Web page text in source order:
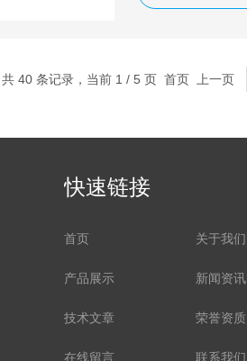
共 40 条记录，当前 1 / 5 页 首页 上一页
快速链接
首页 关于我们
产品展示 新闻资讯
技术文章 荣誉资质
在线留言 联系我们